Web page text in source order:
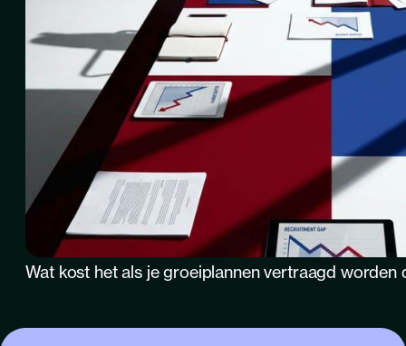
Wat kost het als je groeiplannen vertraagd worden